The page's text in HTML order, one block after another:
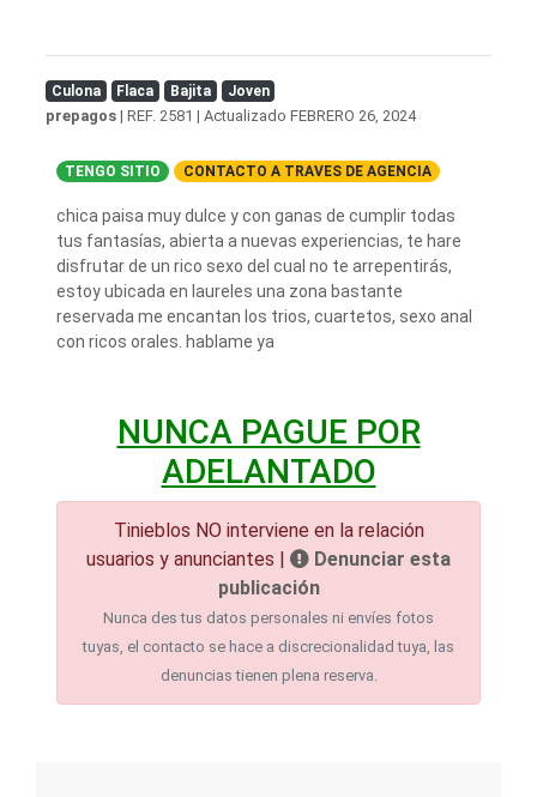
Culona Flaca Bajita Joven
prepagos | REF. 2581 | Actualizado FEBRERO 26, 2024
TENGO SITIO CONTACTO A TRAVES DE AGENCIA
chica paisa muy dulce y con ganas de cumplir todas
tus fantasías, abierta a nuevas experiencias, te hare
disfrutar de un rico sexo del cual no te arrepentirás,
estoy ubicada en laureles una zona bastante
reservada me encantan los trios, cuartetos, sexo anal
con ricos orales. hablame ya
NUNCA PAGUE POR
ADELANTADO
Tinieblos NO interviene en la relación
usuarios y anunciantes |
Denunciar esta
publicación
Nunca des tus datos personales ni envíes fotos
tuyas, el contacto se hace a discrecionalidad tuya, las
denuncias tienen plena reserva.